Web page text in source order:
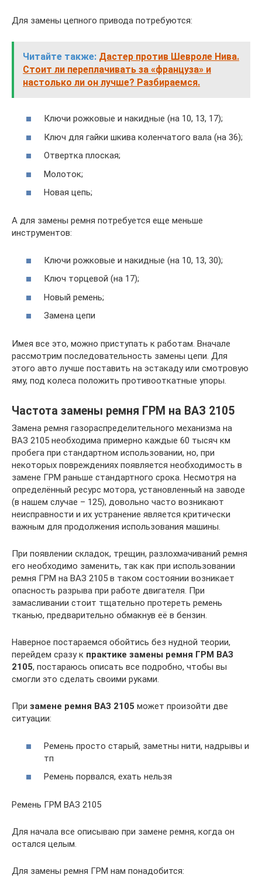
Для замены цепного привода потребуются:
Читайте также: Дастер против Шевроле Нива.
Стоит ли переплачивать за «француза» и
настолько ли он лучше? Разбираемся.
Ключи рожковые и накидные (на 10, 13, 17);
Ключ для гайки шкива коленчатого вала (на 36);
Отвертка плоская;
Молоток;
Новая цепь;
А для замены ремня потребуется еще меньше
инструментов:
Ключи рожковые и накидные (на 10, 13, 30);
Ключ торцевой (на 17);
Новый ремень;
Замена цепи
Имея все это, можно приступать к работам. Вначале
рассмотрим последовательность замены цепи. Для
этого авто лучше поставить на эстакаду или смотровую
яму, под колеса положить противооткатные упоры.
Частота замены ремня ГРМ на ВАЗ 2105
Замена ремня газораспределительного механизма на
ВАЗ 2105 необходима примерно каждые 60 тысяч км
пробега при стандартном использовании, но, при
некоторых повреждениях появляется необходимость в
замене ГРМ раньше стандартного срока. Несмотря на
определённый ресурс мотора, установленный на заводе
(в нашем случае – 125), довольно часто возникают
неисправности и их устранение является критически
важным для продолжения использования машины.
При появлении складок, трещин, разлохмачиваний ремня
его необходимо заменить, так как при использовании
ремня ГРМ на ВАЗ 2105 в таком состоянии возникает
опасность разрыва при работе двигателя. При
замасливании стоит тщательно протереть ремень
тканью, предварительно обмакнув её в бензин.
Наверное постараемся обойтись без нудной теории,
перейдем сразу к практике замены ремня ГРМ ВАЗ
2105, постараюсь описать все подробно, чтобы вы
смогли это сделать своими руками.
При замене ремня ВАЗ 2105 может произойти две
ситуации:
Ремень просто старый, заметны нити, надрывы и
тп
Ремень порвался, ехать нельзя
Ремень ГРМ ВАЗ 2105
Для начала все описываю при замене ремня, когда он
остался целым.
Для замены ремня ГРМ нам понадобится: